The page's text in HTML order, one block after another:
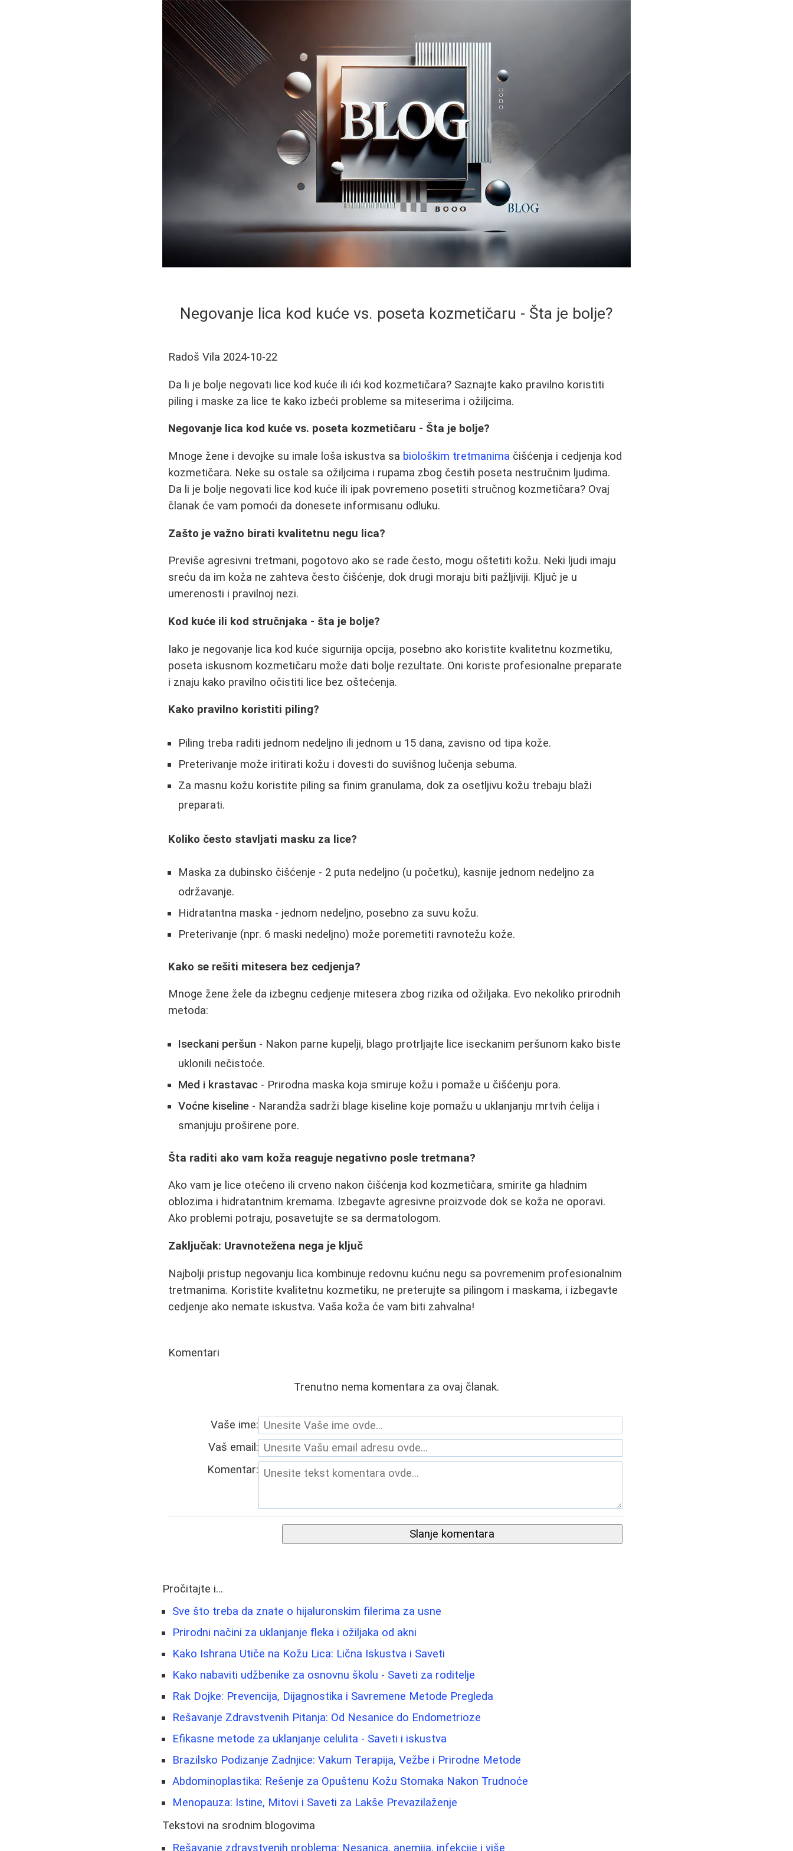
Negovanje lica kod kuće vs. poseta kozmetičaru - Šta je bolje?
Radoš Vila 2024-10-22
Da li je bolje negovati lice kod kuće ili ići kod kozmetičara? Saznajte kako pravilno koristiti
piling i maske za lice te kako izbeći probleme sa miteserima i ožiljcima.
Negovanje lica kod kuće vs. poseta kozmetičaru - Šta je bolje?
Mnoge žene i devojke su imale loša iskustva sa biološkim tretmanima čišćenja i cedjenja kod
kozmetičara. Neke su ostale sa ožiljcima i rupama zbog čestih poseta nestručnim ljudima.
Da li je bolje negovati lice kod kuće ili ipak povremeno posetiti stručnog kozmetičara? Ovaj
članak će vam pomoći da donesete informisanu odluku.
Zašto je važno birati kvalitetnu negu lica?
Previše agresivni tretmani, pogotovo ako se rade često, mogu oštetiti kožu. Neki ljudi imaju
sreću da im koža ne zahteva često čišćenje, dok drugi moraju biti pažljiviji. Ključ je u
umerenosti i pravilnoj nezi.
Kod kuće ili kod stručnjaka - šta je bolje?
Iako je negovanje lica kod kuće sigurnija opcija, posebno ako koristite kvalitetnu kozmetiku,
poseta iskusnom kozmetičaru može dati bolje rezultate. Oni koriste profesionalne preparate
i znaju kako pravilno očistiti lice bez oštećenja.
Kako pravilno koristiti piling?
Piling treba raditi jednom nedeljno ili jednom u 15 dana, zavisno od tipa kože.
Preterivanje može iritirati kožu i dovesti do suvišnog lučenja sebuma.
Za masnu kožu koristite piling sa finim granulama, dok za osetljivu kožu trebaju blaži
preparati.
Koliko često stavljati masku za lice?
Maska za dubinsko čišćenje - 2 puta nedeljno (u početku), kasnije jednom nedeljno za
održavanje.
Hidratantna maska - jednom nedeljno, posebno za suvu kožu.
Preterivanje (npr. 6 maski nedeljno) može poremetiti ravnotežu kože.
Kako se rešiti mitesera bez cedjenja?
Mnoge žene žele da izbegnu cedjenje mitesera zbog rizika od ožiljaka. Evo nekoliko prirodnih
metoda:
Iseckani peršun - Nakon parne kupelji, blago protrljajte lice iseckanim peršunom kako biste
uklonili nečistoće.
Med i krastavac - Prirodna maska koja smiruje kožu i pomaže u čišćenju pora.
Voćne kiseline - Narandža sadrži blage kiseline koje pomažu u uklanjanju mrtvih ćelija i
smanjuju proširene pore.
Šta raditi ako vam koža reaguje negativno posle tretmana?
Ako vam je lice otečeno ili crveno nakon čišćenja kod kozmetičara, smirite ga hladnim
oblozima i hidratantnim kremama. Izbegavte agresivne proizvode dok se koža ne oporavi.
Ako problemi potraju, posavetujte se sa dermatologom.
Zaključak: Uravnotežena nega je ključ
Najbolji pristup negovanju lica kombinuje redovnu kućnu negu sa povremenim profesionalnim
tretmanima. Koristite kvalitetnu kozmetiku, ne preterujte sa pilingom i maskama, i izbegavte
cedjenje ako nemate iskustva. Vaša koža će vam biti zahvalna!
Komentari
Trenutno nema komentara za ovaj članak.
Vaše ime:
Vaš email:
Komentar:
Slanje komentara
Pročitajte i...
Sve što treba da znate o hijaluronskim filerima za usne
Prirodni načini za uklanjanje fleka i ožiljaka od akni
Kako Ishrana Utiče na Kožu Lica: Lična Iskustva i Saveti
Kako nabaviti udžbenike za osnovnu školu - Saveti za roditelje
Rak Dojke: Prevencija, Dijagnostika i Savremene Metode Pregleda
Rešavanje Zdravstvenih Pitanja: Od Nesanice do Endometrioze
Efikasne metode za uklanjanje celulita - Saveti i iskustva
Brazilsko Podizanje Zadnjice: Vakum Terapija, Vežbe i Prirodne Metode
Abdominoplastika: Rešenje za Opuštenu Kožu Stomaka Nakon Trudnoće
Menopauza: Istine, Mitovi i Saveti za Lakše Prevazilaženje
Tekstovi na srodnim blogovima
Rešavanje zdravstvenih problema: Nesanica, anemija, infekcije i više